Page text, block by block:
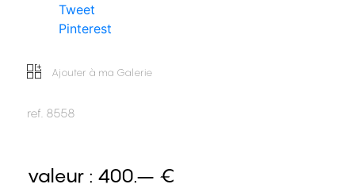
Tweet
Pinterest
Ajouter à ma Galerie
ref. 8558
valeur : 400.– €